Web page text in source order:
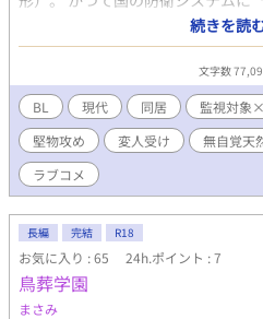
去を持つ彼は、現在、監視付きの
として派遣されたのは、真面目で
官・大宮陸斗（28歳）。 だが任
い、洗濯は丸一週間回されない、
和泉のダメ人間っぷりが炸裂。 「
んですか」 「うまく立ち上げられ
を“管理”するはずが、いつの間に
ートは、だんだん恋文っぽくなっ
が、気づけば少しずつ揺らぎはじ
なった日常…心の中のコードが、
──これは「監視」から始まった、
世話焼き×ツンデレ変人、心がじわ
しな同居BL。
続きを読
文字数
BL 現代 同居 監視対象
堅物攻め
変人受け 無自覚天
ラブコメ
長編 完結 R18
お気に入り : 65 24h.ポイント : 7
鳥葬学園
まさみ